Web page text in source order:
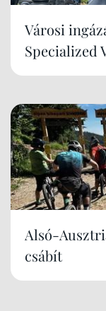
Városi
Specialized
Alsó-
csábít